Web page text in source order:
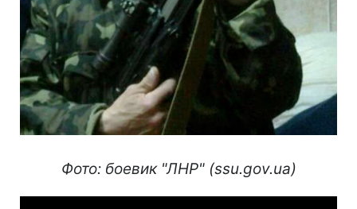
Фото: боевик "ЛНР" (ssu.gov.ua)